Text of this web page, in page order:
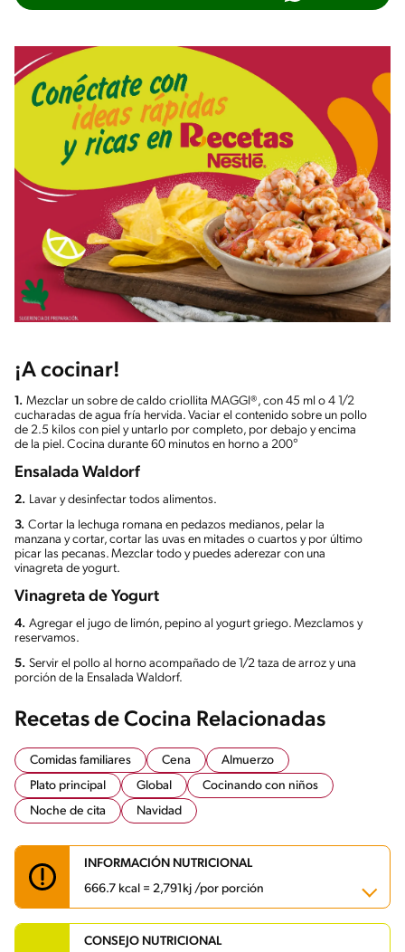
¡A cocinar!
1. Mezclar un sobre de caldo criollita MAGGI®, con 45 ml o 4 1/2
cucharadas de agua fría hervida. Vaciar el contenido sobre un pollo
de 2.5 kilos con piel y untarlo por completo, por debajo y encima
de la piel. Cocina durante 60 minutos en horno a 200°
Ensalada Waldorf
2. Lavar y desinfectar todos alimentos.
3. Cortar la lechuga romana en pedazos medianos, pelar la
manzana y cortar, cortar las uvas en mitades o cuartos y por último
picar las pecanas. Mezclar todo y puedes aderezar con una
vinagreta de yogurt.
Vinagreta de Yogurt
4. Agregar el jugo de limón, pepino al yogurt griego. Mezclamos y
reservamos.
5. Servir el pollo al horno acompañado de 1/2 taza de arroz y una
porción de la Ensalada Waldorf.
Recetas de Cocina Relacionadas
Comidas familiares Cena
Almuerzo
Plato principal
Global
Cocinando con niños
Noche de cita
Navidad
INFORMACIÓN NUTRICIONAL
666.7 kcal = 2,791kj /por porción
Carbohidratos 37.9 g
CONSEJO NUTRICIONAL